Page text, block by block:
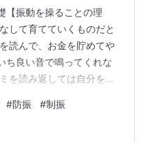
【振動を操ることの理
して育てていくものだと
読んで、お金を貯めてや
ち良い音で鳴ってくれな
を読み返しては自分を納
音楽を聴く楽しみも忘れ
事態に陥っていないだろ
#防振 #制振